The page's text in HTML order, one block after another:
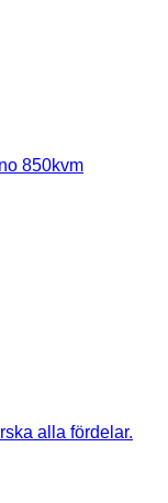
850kvm
alla fördelar.